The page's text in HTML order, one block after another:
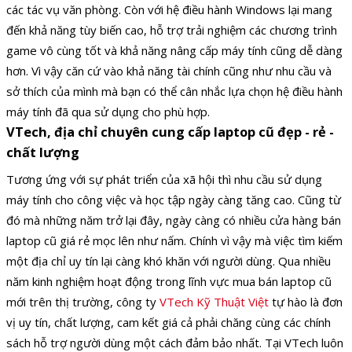
các tác vụ văn phòng. Còn với hệ điều hành Windows lại mang
đến khả năng tùy biến cao, hỗ trợ trải nghiệm các chương trình
game vô cùng tốt và khả năng nâng cấp máy tính cũng dễ dàng
hơn. Vì vậy căn cứ vào khả năng tài chính cũng như nhu cầu và
sở thích của mình mà bạn có thể cân nhắc lựa chọn hệ điều hành
máy tính đã qua sử dụng cho phù hợp.
VTech, địa chỉ chuyên cung cấp laptop cũ đẹp - rẻ -
chất lượng
Tương ứng với sự phát triển của xã hội thì nhu cầu sử dụng
máy tính cho công việc và học tập ngày càng tăng cao. Cũng từ
đó mà những năm trở lại đây, ngày càng có nhiều cửa hàng bán
laptop cũ giá rẻ mọc lên như nấm. Chính vì vậy mà việc tìm kiếm
một địa chỉ uy tín lại càng khó khăn với người dùng. Qua nhiều
năm kinh nghiệm hoạt động trong lĩnh vực mua bán laptop cũ
mới trên thị trường, công ty VTech Kỹ Thuật Việt tự hào là đơn
vị uy tín, chất lượng, cam kết giá cả phải chăng cùng các chính
sách hỗ trợ người dùng một cách đảm bảo nhất. Tại VTech luôn